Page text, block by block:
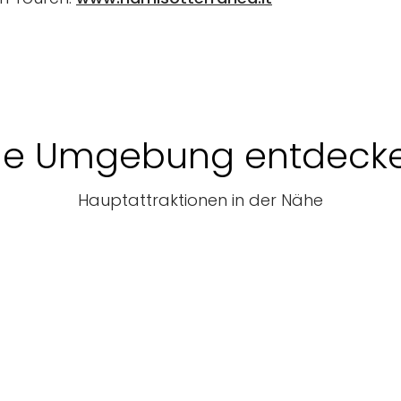
Umgebung
Hauptattraktionen in der Nähe